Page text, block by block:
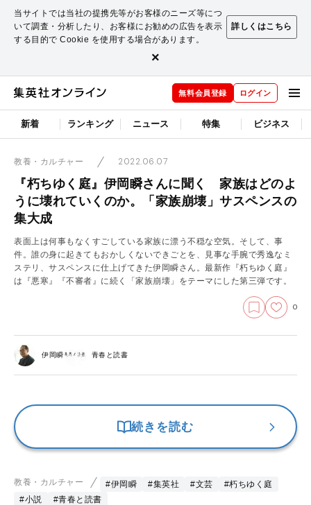
当サイトでは当社の提携先等がお客様のニーズ等につ
いて調査・分析したり、お客様にお勧めの広告を表示
する目的で Cookie を使用する場合があります。
詳しくはこちら
×
無料会員登録 ログイン
新着 ランキング ニュース 特集 ビジネス
教養・カルチャー 2022.06.07
『朽ちゆく庭』伊岡瞬さんに聞く 家族はどのよ
うに壊れていくのか。「家族崩壊」サスペンスの
集大成
表面上は何事もなくすごしている家族に漂う不穏な空気。そして、事
件。誰の身に起きてもおかしくないできごとを、見事な手腕で秀逸なミ
ステリ、サスペンスに仕上げてきた伊岡瞬さん。最新作『朽ちゆく庭』
は『悪寒』『不審者』に続く「家族崩壊」をテーマにした第三弾です。
0
伊岡瞬 青春と読書
続きを読む
教養・カルチャー #伊岡瞬 #集英社 #文芸
#朽ちゆく庭
#小説
#青春と読書